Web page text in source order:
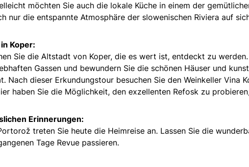
möchten Sie auch die lokale Küche in einem der
nur die entspannte Atmosphäre der slowenischen Riviera auf
Koper:
Sie die Altstadt von Koper, die es wert ist, entdeckt zu werden.
Gassen und bewundern Sie die schönen Häuser und
Nach dieser Erkundungstour besuchen Sie den Weinkeller Vina
haben Sie die Möglichkeit, den exzellenten Refosk zu
Erinnerungen:
treten Sie heute die Heimreise an. Lassen Sie die
Tage Revue passieren.